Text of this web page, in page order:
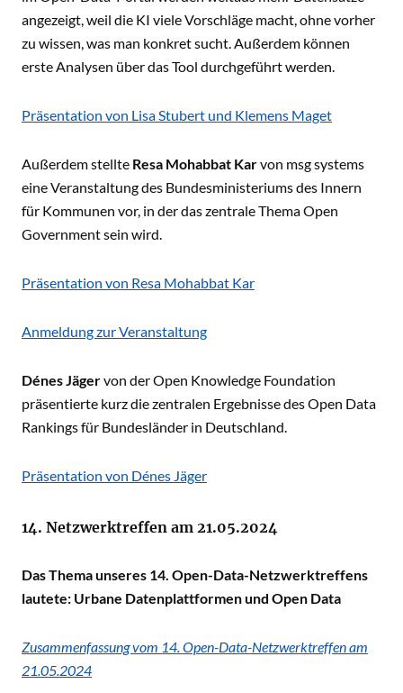
angezeigt, weil die KI viele Vorschläge macht, ohne vorher
zu wissen, was man konkret sucht. Außerdem können
erste Analysen über das Tool durchgeführt werden.
Präsentation von Lisa Stubert und Klemens Maget
Außerdem stellte Resa Mohabbat Karvon msg systems
eine Veranstaltung des Bundesministeriums des Innern
für Kommunen vor, in der das zentrale Thema Open
Government sein wird.
Präsentation von Resa Mohabbat Kar
Anmeldung zur Veranstaltung
Dénes Jägervon der Open Knowledge Foundation
präsentierte kurz die zentralen Ergebnisse des Open Data
Rankings für Bundesländer in Deutschland.
Präsentation von Dénes Jäger
14. Netzwerktreffen am 21.05.2024
Das Thema unseres 14. Open-Data-Netzwerktreffens
lautete: Urbane Datenplattformen und Open Data
Zusammenfassung vom 14. Open-Data-Netzwerktreffen am
21.05.2024